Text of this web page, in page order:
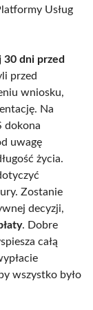
Usług
30 dni przed
przed
wniosku,
Na
dokona
uwagę
życia.
Zostanie
decyzji,
. Dobre
całą
wszystko było